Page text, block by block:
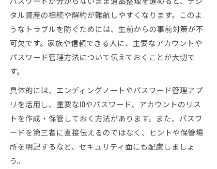
タル資産の相続や解約が難航しやすくなります。このよ
うなトラブルを防ぐためには、生前からの事前対策が不
可欠です。家族や信頼できる人に、主要なアカウントや
パスワード管理方法について伝えておくことが大切で
す。
具体的には、エンディングノートやパスワード管理アプ
リを活用し、重要なIDやパスワード、アカウントのリス
トを作成・保管しておく方法があります。また、パスワ
ードを第三者に直接伝えるのではなく、ヒントや保管場
所を明記するなど、セキュリティ面にも配慮しましょ
う。